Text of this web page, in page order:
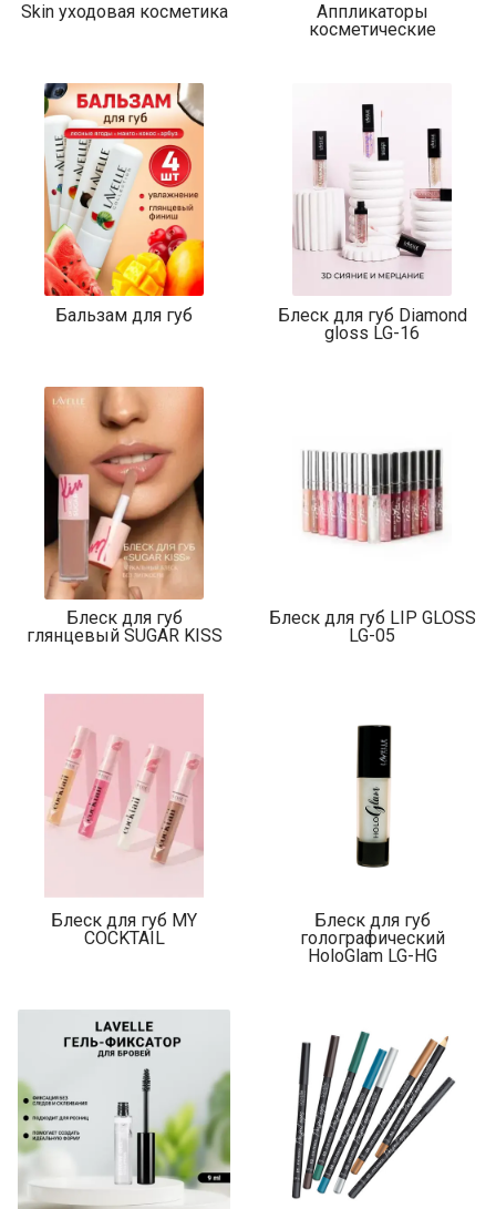
Skin уходовая косметика
Аппликаторы
косметические
Бальзам для губ
Блеск для губ Diamond
gloss LG-16
Блеск для губ
глянцевый SUGAR KISS
Блеск для губ LIP GLOSS
LG-05
Блеск для губ MY
COCKTAIL
Блеск для губ
голографический
HoloGlam LG-HG